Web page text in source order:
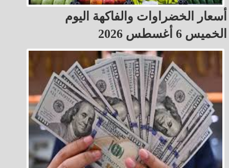
أسعار الخضراوات والفاكهة اليوم
الخميس 6 أغسطس 2026